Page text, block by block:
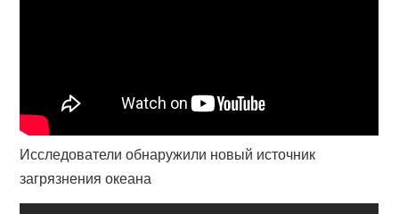
Исследователи обнаружили новый источник
загрязнения океана